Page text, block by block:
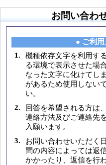
お問い合わ
● ご利
1.
機種依存文字を利用す
る環境で表示させた場
なった文字に化けてし
があるため使用しない
い。
2.
回答を希望される方は
連絡方法及びご連絡先
入願います。
3.
お問い合わせいただく
問の内容によっては返
かかったり、返信を行